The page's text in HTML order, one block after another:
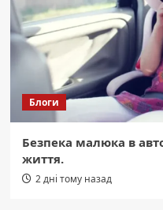
Блоги
Безпека малюка в
життя.
2 дні тому назад